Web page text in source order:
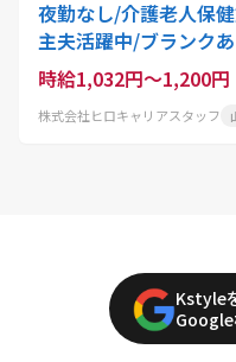
夜勤なし/介護老人保
主夫活躍中/ブランク
時給1,032円～1,200円
株式会社ヒロキャリアスタッフ
Kstyle
Google